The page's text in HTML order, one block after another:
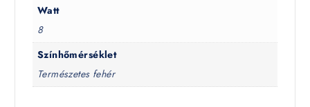
Watt
8
Színhőmérséklet
Természetes fehér